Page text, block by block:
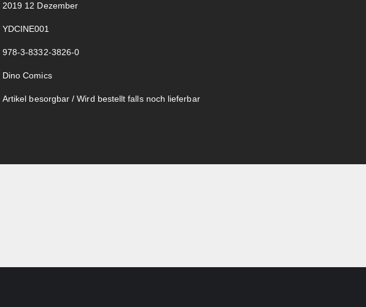
2019 12 Dezember
YDCINE001
978-3-8332-3826-0
Dino Comics
Artikel besorgbar / Wird bestellt falls noch lieferbar